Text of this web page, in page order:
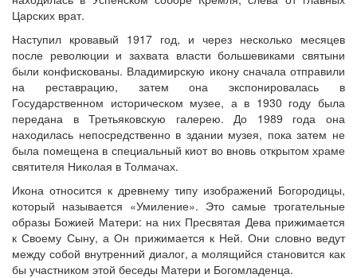
Царских врат.
Наступил кровавый 1917 год, и через несколько месяцев
после революции и захвата власти большевиками святыни
были конфискованы. Владимирскую икону сначала отправили
на реставрацию, затем она экспонировалась в
Государственном историческом музее, а в 1930 году была
передана в Третьяковскую галерею. До 1989 года она
находилась непосредственно в здании музея, пока затем не
была помещена в специальный киот во вновь открытом храме
святителя Николая в Толмачах.
Икона относится к древнему типу изображений Богородицы,
который называется «Умиление». Это самые трогательные
образы Божией Матери: на них Пресвятая Дева прижимается
к Своему Сыну, а Он прижимается к Ней. Они словно ведут
между собой внутренний диалог, а молящийся становится как
бы участником этой беседы Матери и Богомладенца.